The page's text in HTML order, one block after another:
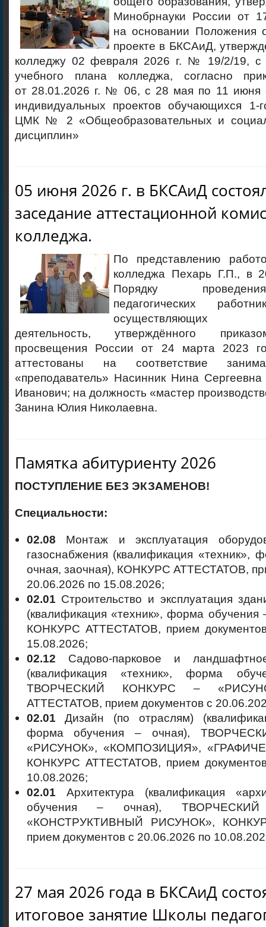
Минобрнауки России от
на основании Положения
проекте в БКСАиД,
колледжу 02 февраля 2026 г. № 19/2/19, с
учебного плана колледжа, согласно
от 28.01.2026 г. № 06, с 28 мая по 11 июня
индивидуальных проектов обучающихся 1-
ЦМК № 2 «Общеобразовательных и
дисциплин»
05 июня 2026 г. в БКСАиД
заседание аттестационной
колледжа.
По представлению
колледжа Пехарь Г.П., в
Порядку
педагогических
осуществляющих
деятельность, утверждённого
просвещения России от 24 марта
аттестованы на соответствие
«преподаватель» Насинник Нина
Иванович; на должность «мастер
Занина Юлия Николаевна.
Памятка абитуриенту 2026
ПОСТУПЛЕНИЕ БЕЗ ЭКЗАМЕНОВ!
Специальности:
02.08 Монтаж и эксплуатация
газоснабжения (квалификация «техник»,
очная, заочная), КОНКУРС АТТЕСТАТОВ,
20.06.2026 по 15.08.2026;
02.01 Строительство и эксплуатация
(квалификация «техник», форма обучения
КОНКУРС АТТЕСТАТОВ, прием
15.08.2026;
02.12 Садово-парковое и
(квалификация «техник», форма
ТВОРЧЕСКИЙ КОНКУРС –
АТТЕСТАТОВ, прием документов с
02.01Дизайн (по отраслям)
форма обучения – очная),
«РИСУНОК», «КОМПОЗИЦИЯ»,
КОНКУРС АТТЕСТАТОВ, прием
10.08.2026;
02.01 Архитектура (квалификация
обучения – очная),
«КОНСТРУКТИВНЫЙ РИСУНОК»,
прием документов с 20.06.2026 по
27 мая 2026 года в БКСАиД
итоговое занятие Школы